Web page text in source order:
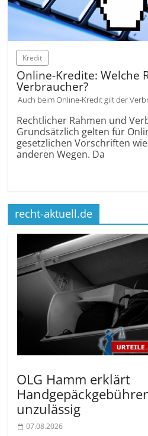
Kredit
Online-Kredite: Welche
Verbraucher?
Auch beim Online-Kredit gilt der
Rechtlicher Rahmen und
Grund­sätzlich gelten für
gesetzlichen Vorschriften
anderen Wegen. Da
recht-aktuell.de
OLG Hamm erklärt
unzulässig
07.08.2026